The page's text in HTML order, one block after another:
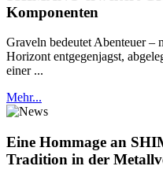
Komponenten
Graveln bedeutet Abenteuer
Horizont entgegenjagst,
einer ...
Mehr...
Eine Hommage an
Tradition in der